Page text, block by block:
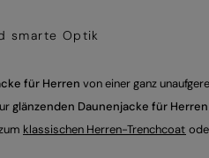
smarte Optik
für Herren von einer ganz
glänzenden Daunenjacke für Herren
klassischen Herren-Trenchcoat